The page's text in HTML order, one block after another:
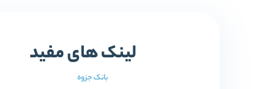
لینک های مفید
بانک جزوه